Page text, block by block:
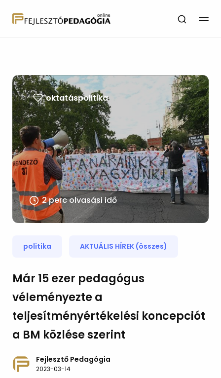
oktatáspolitika
2 perc olvasási idő
politika AKTUÁLIS HÍREK (összes)
Már 15 ezer pedagógus
véleményezte a
teljesítményértékelési koncepciót
a BM közlése szerint
Fejlesztő Pedagógia
2023-03-14